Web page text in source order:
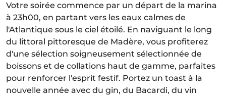
Votre soirée commence par un départ de la marina
à 23h00, en partant vers les eaux calmes de
l'Atlantique sous le ciel étoilé. En naviguant le long
du littoral pittoresque de Madère, vous profiterez
d'une sélection soigneusement sélectionnée de
boissons et de collations haut de gamme, parfaites
pour renforcer l'esprit festif. Portez un toast à la
nouvelle année avec du gin, du Bacardi, du vin